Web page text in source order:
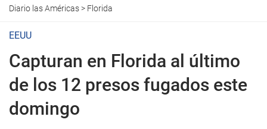
Diario las Américas> Florida
EEUU
Capturan en Florida al último
de los 12 presos fugados este
domingo